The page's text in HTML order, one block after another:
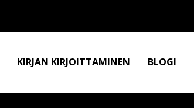
KIRJAN KIRJOITTAMINEN BLOGI